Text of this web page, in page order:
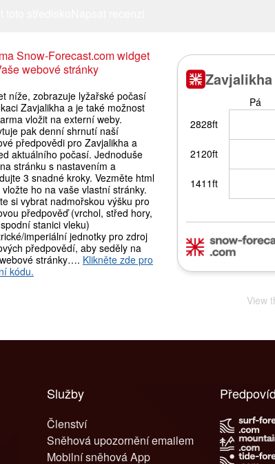
Snow-Forecast.com widget
webové stránky
níže, zobrazuje lyžařské počasí
Zavjalikha a je také možnost
vložit na externí weby.
pak denní shrnutí naší
předpovědi pro Zavjalikha a
aktuálního počasí. Jednoduše
stránku s nastavením a
3 snadné kroky. Vezměte html
ho na vaše vlastní stránky.
si vybrat nadmořskou výšku pro
předpověď (vrchol, střed hory,
stanici vleku)
imperiální jednotky pro zdroj
předpovědí, aby seděly na
stránky…. Klikněte zde pro
kódu.
View
Služby
Členství
Sněhová upozornění emailem
Mobilní sněhová App